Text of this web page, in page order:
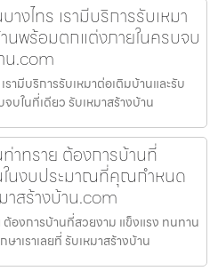
งไทร เรามีบริการรับเหมา
นพร้อมตกแต่งภายในครบจบ
น.com
ามีบริการรับเหมาต่อเติมบ้านและรับ
บในที่เดียว รับเหมาสร้างบ้าน
าทราย ต้องการบ้านที่
ในงบประมาณที่คุณกำหนด
าสร้างบ้าน.com
องการบ้านที่สวยงาม แข็งแรง ทนทาน
เราเลยที่ รับเหมาสร้างบ้าน